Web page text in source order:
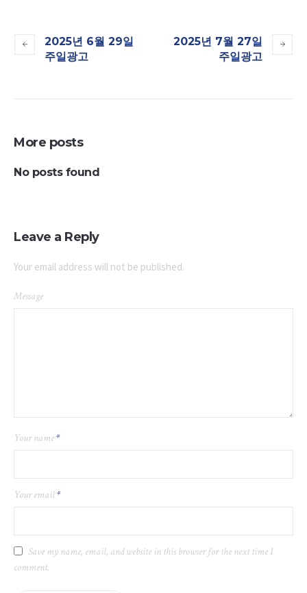
2025년 6월 29일
주일광고
2025년 7월 27일
주일광고
More posts
No posts found
Leave a Reply
Your email address will not be published.
Message
Your name*
Your email*
Save my name, email, and website in this browser for the next time I
comment.